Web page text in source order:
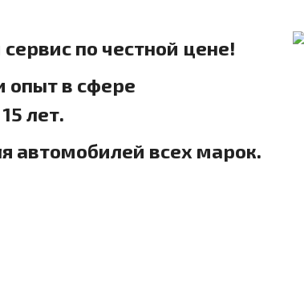
по честной цене!
опыт в сфере
лет.
автомобилей всех марок.